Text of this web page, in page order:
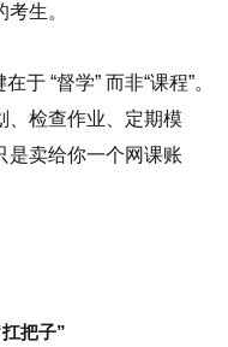
生。
于 “督学” 而非“课程”。
、检查作业、定期模
是卖给你一个网课账
把子”